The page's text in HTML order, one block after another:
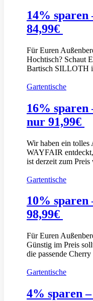
14%
84,99€
Für Euren
Hochtisch? Schaut
Bartisch SILLOTH
Gartentische
16%
nur 91,99€
Wir haben ein tolles
WAYFAIR
ist derzeit zum
Gartentische
10%
98,99€
Für Euren
Günstig im Preis
die passende
Gartentische
4% sparen